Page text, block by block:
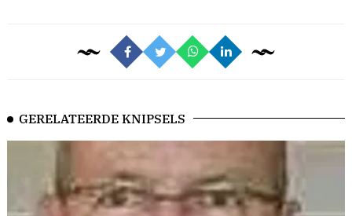
GERELATEERDE KNIPSELS